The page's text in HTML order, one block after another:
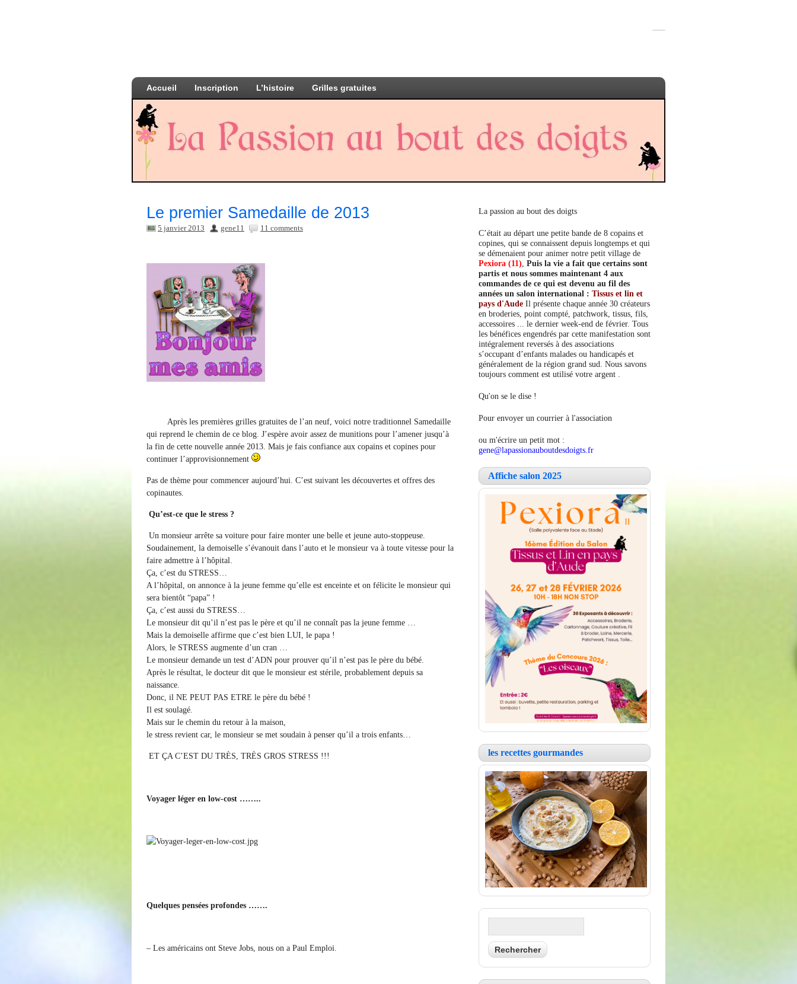
Accueil Inscription L’histoire Grilles gratuites
Le premier Samedaille de 2013
5 janvier 2013 gene11 11 comments
Après les premières grilles gratuites de l’an neuf, voici notre traditionnel Samedaille
qui reprend le chemin de ce blog. J’espère avoir assez de munitions pour l’amener jusqu’à
la fin de cette nouvelle année 2013. Mais je fais confiance aux copains et copines pour
continuer l’approvisionnement
Pas de thème pour commencer aujourd’hui. C’est suivant les découvertes et offres des
copinautes.
Qu’est-ce que le stress ?
Un monsieur arrête sa voiture pour faire monter une belle et jeune auto-stoppeuse.
Soudainement, la demoiselle s’évanouit dans l’auto et le monsieur va à toute vitesse pour la
faire admettre à l’hôpital.
Ça, c’est du STRESS…
A l’hôpital, on annonce à la jeune femme qu’elle est enceinte et on félicite le monsieur qui
sera bientôt “papa” !
Ça, c’est aussi du STRESS…
Le monsieur dit qu’il n’est pas le père et qu’il ne connaît pas la jeune femme …
Mais la demoiselle affirme que c’est bien LUI, le papa !
Alors, le STRESS augmente d’un cran …
Le monsieur demande un test d’ADN pour prouver qu’il n’est pas le père du bébé.
Après le résultat, le docteur dit que le monsieur est stérile, probablement depuis sa
naissance.
Donc, il NE PEUT PAS ETRE le père du bébé !
Il est soulagé.
Mais sur le chemin du retour à la maison,
le stress revient car, le monsieur se met soudain à penser qu’il a trois enfants…
ET ÇA C’EST DU TRÈS, TRÈS GROS STRESS !!!
Voyager léger en low-cost ……..
Quelques pensées profondes …….
– Les américains ont Steve Jobs, nous on a Paul Emploi.
La passion au bout des doigts
C’était au départ une petite bande de 8 copains et
copines, qui se connaissent depuis longtemps et qui
se démenaient pour animer notre petit village de
Pexiora (11) Puis la vie a fait que certains sont
partis et nous sommes maintenant 4 aux
commandes de ce qui est devenu au fil des
années un salon international : Tissus et lin et
pays d'Aude Il présente chaque année 30 créateurs
en broderies, point compté, patchwork, tissus, fils,
accessoires ... le dernier week-end de février. Tous
les bénéfices engendrés par cette manifestation sont
intégralement reversés à des associations
s’occupant d’enfants malades ou handicapés et
généralement de la région grand sud. Nous savons
toujours comment est utilisé votre argent .
Qu'on se le dise !
Pour envoyer un courrier à l'association
ou m'écrire un petit mot :
gene@lapassionauboutdesdoigts.fr
Affiche salon 2025
les recettes gourmandes